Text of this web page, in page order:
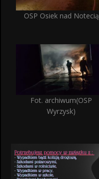
OSP Osiek nad Notecią
Fot. archiwum(OSP
Wyrzysk)